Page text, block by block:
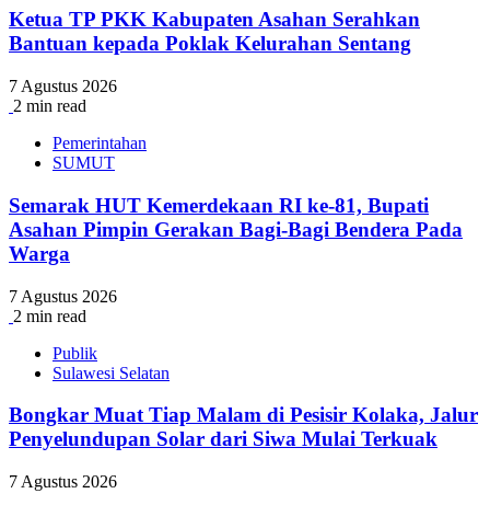
Ketua TP PKK Kabupaten Asahan Serahkan
Bantuan kepada Poklak Kelurahan Sentang
7 Agustus 2026
2 min read
Pemerintahan
SUMUT
Semarak HUT Kemerdekaan RI ke-81, Bupati
Asahan Pimpin Gerakan Bagi-Bagi Bendera Pada
Warga
7 Agustus 2026
2 min read
Publik
Sulawesi Selatan
Bongkar Muat Tiap Malam di Pesisir Kolaka, Jalur
Penyelundupan Solar dari Siwa Mulai Terkuak
7 Agustus 2026